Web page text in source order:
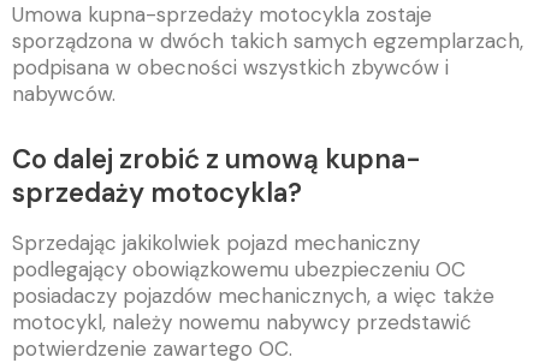
Umowa kupna-sprzedaży motocykla zostaje
sporządzona w dwóch takich samych egzemplarzach,
podpisana w obecności wszystkich zbywców i
nabywców.
Co dalej zrobić z umową kupna-
sprzedaży motocykla?
Sprzedając jakikolwiek pojazd mechaniczny
podlegający obowiązkowemu ubezpieczeniu OC
posiadaczy pojazdów mechanicznych, a więc także
motocykl, należy nowemu nabywcy przedstawić
potwierdzenie zawartego OC.